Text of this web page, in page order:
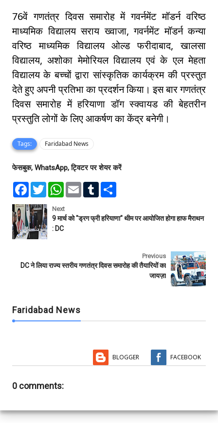
76वें गणतंत्र दिवस समारोह में गवर्नमेंट मॉडर्न वरिष्ठ
माध्यमिक विद्यालय सराय ख्वाजा, गवर्नमेंट मॉडर्न कन्या
वरिष्ठ माध्यमिक विद्यालय ओल्ड फरीदाबाद, खालसा
विद्यालय, अशोका मेमोरियल विद्यालय एवं के एल मेहता
विद्यालय के बच्चों द्वारा सांस्कृतिक कार्यक्रम की प्रस्तुत
देते हुए अपनी प्रतिभा का प्रदर्शन किया। इस बार गणतंत्र
दिवस समारोह में हरियाणा डॉग स्क्वायड की बेहतरीन
प्रस्तुति लोगों के लिए आकर्षण का केंद्र बनेगी।
Tags: Faridabad News
फेसबुक, WhatsApp, ट्विटर पर शेयर करें
F
e
b
o
o
k
T
w
t
t
e
r
W
t
s
E
l
T
l
e
Next
9 मार्च को "ड्रग फ्री हरियाणा" थीम पर आयोजित होगा हाफ मैराथन
: DC
Previous
DC ने लिया राज्य स्तरीय गणतंत्र दिवस समारोह की तैयारियों का
जायज़ा
Faridabad News
BLOGGER FACEBOOK
0 comments: